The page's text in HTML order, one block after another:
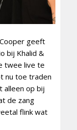
geeft
bij Khalid &
twee live te
nu toe traden
alleen op bij
de zang
flink wat